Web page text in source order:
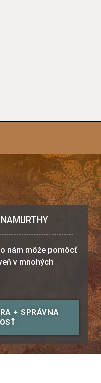
nám môže pomôcť
v mnohých
+ SPRÁVNA